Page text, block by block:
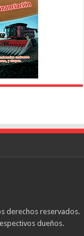
derechos reservados.
dueños.